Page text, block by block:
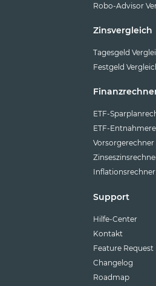
Robo-Advisor
Zinsvergleich
Tagesgeld
Festgeld
ETF-
ETF-
Vorsorgerechner
Inflationsrechner
Support
Hilfe-Center
Kontakt
Feature Request
Changelog
Roadmap